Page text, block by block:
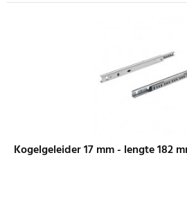
Kogelgeleider 17 mm - lengte 182